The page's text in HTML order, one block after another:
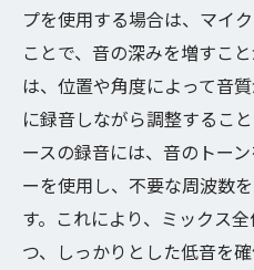
プを使用する場合は、マイ
ことで、音の深みを増すこ
は、位置や角度によって音
に録音しながら調整するこ
ースの録音には、音のトー
ーを使用し、不要な周波数
す。これにより、ミックス
つ、しっかりとした低音を